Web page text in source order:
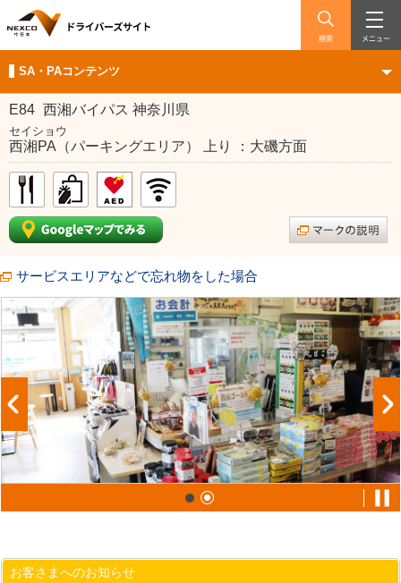
検索 メニュー
SA・PAコンテンツ
E84 西湘バイパス 神奈川県
セイショウ
西湘PA（パーキングエリア） 上り ：大磯方面
サービスエリアなどで忘れ物をした場合
お客さまへのお知らせ